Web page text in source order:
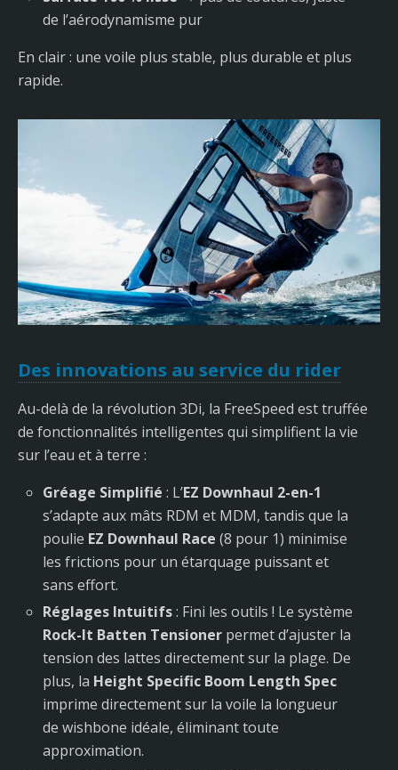
de l’aérodynamisme pur
En clair : une voile plus stable, plus durable et plus
rapide.
Des innovations au service du rider
Au-delà de la révolution 3Di, la FreeSpeed est truffée
de fonctionnalités intelligentes qui simplifient la vie
sur l’eau et à terre :
Gréage Simplifié : L’EZ Downhaul 2-en-1
s’adapte aux mâts RDM et MDM, tandis que la
poulie EZ Downhaul Race (8 pour 1) minimise
les frictions pour un étarquage puissant et
sans effort.
Réglages Intuitifs: Fini les outils ! Le système
Rock-It Batten Tensioner permet d’ajuster la
tension des lattes directement sur la plage. De
plus, la Height Specific Boom Length Spec
imprime directement sur la voile la longueur
de wishbone idéale, éliminant toute
approximation.